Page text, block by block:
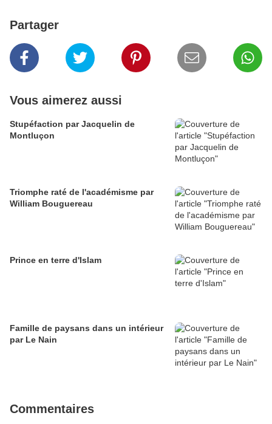
Partager
Vous aimerez aussi
Stupéfaction par Jacquelin de
Montluçon
Triomphe raté de l'académisme par
William Bouguereau
Prince en terre d'Islam
Famille de paysans dans un intérieur
par Le Nain
Commentaires